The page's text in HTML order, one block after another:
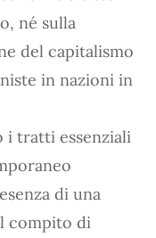
né sulla
del capitalismo
in nazioni in
i tratti essenziali
di una
compito di